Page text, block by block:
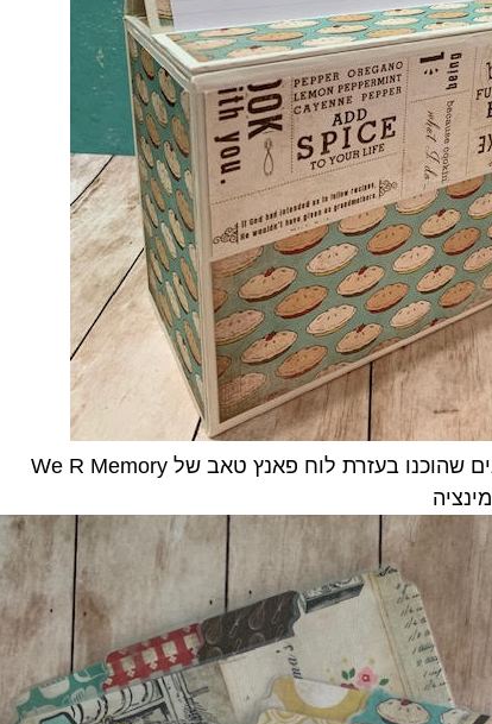
בתוכה 8 חוצצים עם טאבים שהוכנו בעזרת לוח פאנץ טאב של We R Memory